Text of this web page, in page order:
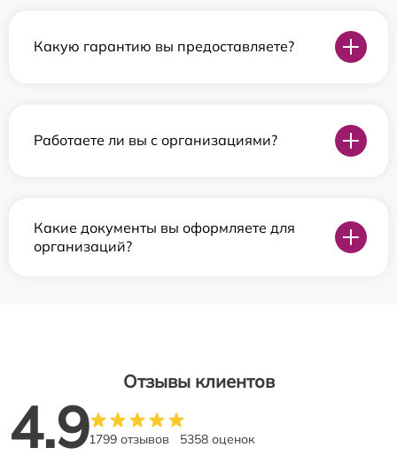
Какую гарантию вы предоставляете?
Работаете ли вы с организациями?
Какие документы вы оформляете для
организаций?
Отзывы клиентов
4.91799 отзывов 5358 оценок